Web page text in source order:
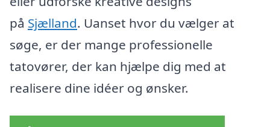
på Sjælland. Uanset hvor du vælger at
søge, er der mange professionelle
tatovører, der kan hjælpe dig med at
realisere dine idéer og ønsker.